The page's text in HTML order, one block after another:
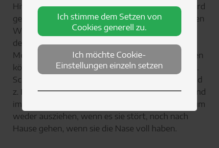
Hits geübt und die Kneipentickets gekauft. Es wird
geschunkelt und auf den Rosenmontagszügen den
Wagen zugejubelt. So manch einer denkt
deswegen nicht darüber nach, dass laute Musik,
Menschenmassen und Kostüme uns Spaß machen
können - unseren Hunden und Katzen aber nicht.
Schlimmer noch, Haustiere werden verkleidet und
z. B. in Kinderwagen mit zu Zügen genommen. Und
im Gegensatz zu Menschen können sie das Kostüm
weder ausziehen, wenn es sie stört, noch nach
Hause gehen, wenn sie die Nase voll haben.
Ich stimme dem Setzen von
Cookies generell zu.
Ich möchte Cookie-
Einstellungen einzeln setzen